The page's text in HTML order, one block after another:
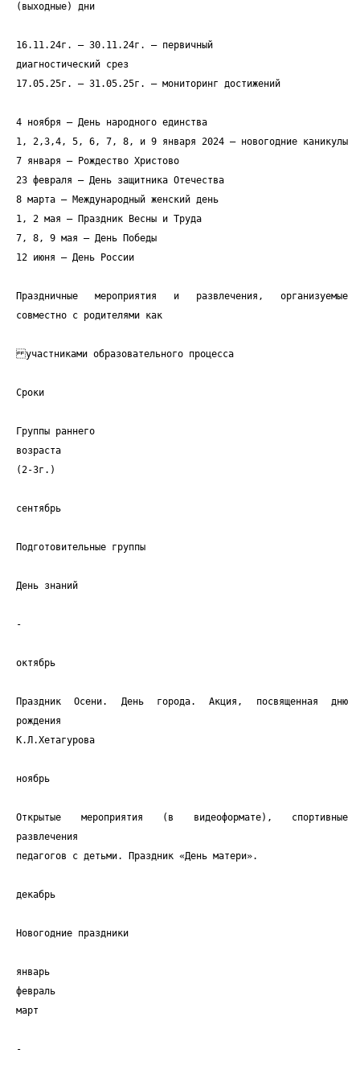
(выходные) дни
16.11.24г. – 30.11.24г. – первичный
диагностический срез
17.05.25г. – 31.05.25г. – мониторинг достижений
4 ноября – День народного единства
1, 2,3,4, 5, 6, 7, 8, и 9 января 2024 – новогодние каникулы
7 января – Рождество Христово
23 февраля – День защитника Отечества
8 марта – Международный женский день
1, 2 мая – Праздник Весны и Труда
7, 8, 9 мая – День Победы
12 июня – День России
Праздничные мероприятия и развлечения, организуемые
совместно с родителями как
участниками образовательного процесса
Сроки
Группы раннего
возраста
(2-3г.)
сентябрь
Подготовительные группы
День знаний
-
октябрь
Праздник Осени. День города. Акция, посвященная дню
рождения
К.Л.Хетагурова
ноябрь
Открытые мероприятия (в видеоформате), спортивные
развлечения
педагогов с детьми. Праздник «День матери».
декабрь
Новогодние праздники
январь
февраль
март
-